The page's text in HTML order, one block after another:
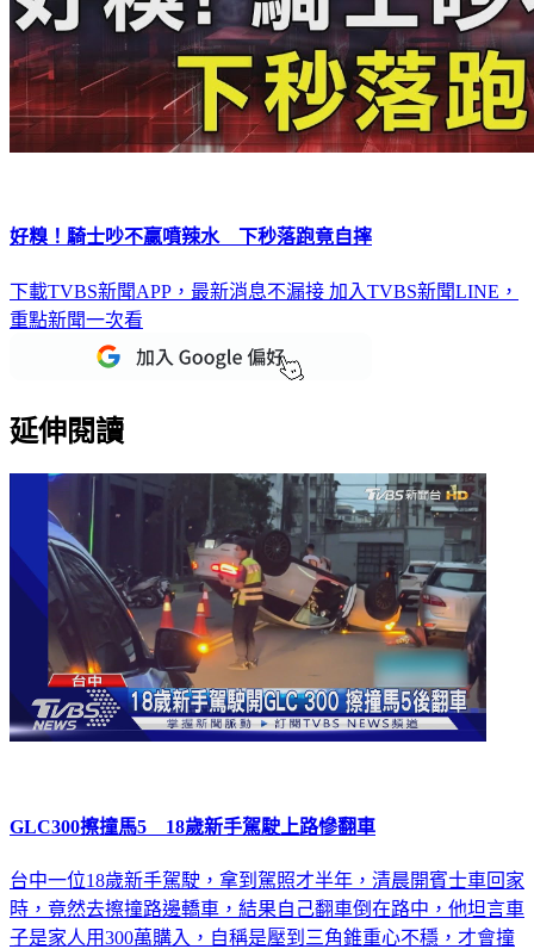
好糗！騎士吵不贏噴辣水 下秒落跑竟自摔
下載TVBS新聞APP，最新消息不漏接 加入TVBS新聞LINE，
重點新聞一次看
延伸閱讀
GLC300擦撞馬5 18歲新手駕駛上路慘翻車
台中一位18歲新手駕駛，拿到駕照才半年，清晨開賓士車回家
時，竟然去擦撞路邊轎車，結果自己翻車倒在路中，他坦言車
子是家人用300萬購入，自稱是壓到三角錐重心不穩，才會撞